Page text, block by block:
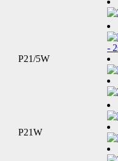
P21/5W
P21W